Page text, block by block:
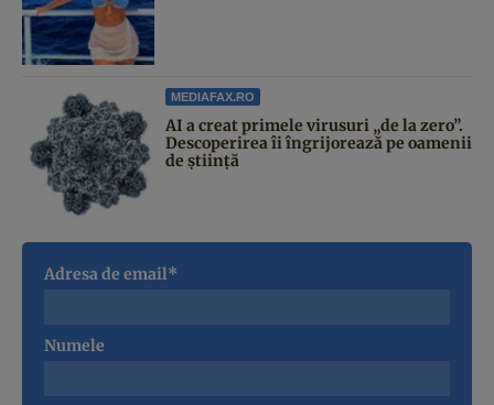
MEDIAFAX.RO
AI a creat primele virusuri „de la zero”.
Descoperirea îi îngrijorează pe oamenii
de știință
Adresa de email*
Numele